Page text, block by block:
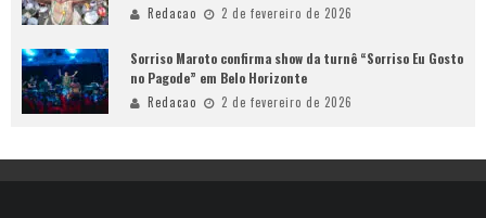
Redacao 2 de fevereiro de 2026
Sorriso Maroto confirma show da turnê “Sorriso Eu Gosto
no Pagode” em Belo Horizonte
Redacao 2 de fevereiro de 2026